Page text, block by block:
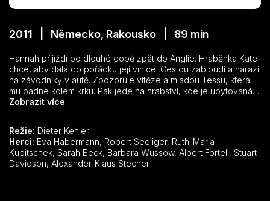
2011 | Německo, Rakousko | 89 min
Hannah přijíždí po dlouhé době zpět do Anglie. Hraběnka Kate
chce, aby dala do pořádku její vinice. Cestou zabloudí a narazí
na závodníky v autě. Zpozoruje vítěze a mladou Tessu, která
mu padne kolem krku. Pak jede na hrabství, kde je ubytovaná a
seznámí se s Kate. Sedmnáctiletá Tessa je těhotná. Její matka
lidmi, se kterými bude pracovat. Pak je jí představen Jonathan,
kterého má zaučit. Zná ho. Je to ten muž, co vyhrál závod. A je
to Katin synovec. Vtom za ním přijde Tessa. V objetí spolu
odcházejí. Je totiž její kmotr, ale Hannah si myslí, že je to jeho
Zobrazit více
Režie: Dieter Kehler
Herci:
Kubitschek, Sarah Beck, Barbara Wussow, Albert Fortell, Stuart
Davidson, Alexander-Klaus Stecher